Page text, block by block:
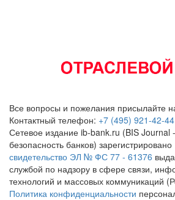
Все вопросы и пожелания присылайте
Контактный телефон: +7 (495) 921-42-44
Сетевое издание ib-bank.ru (BIS
безопасность банков)
свидетельство ЭЛ № ФС 77 - 61376
службой по надзору в сфере связи,
технологий и массовых коммуникаций
Политика конфиденциальности